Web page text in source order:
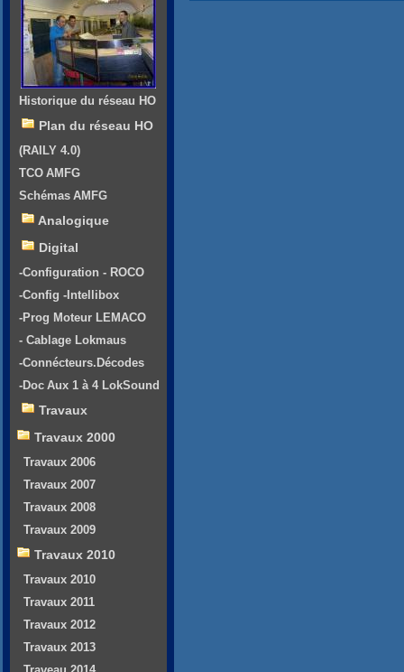
Historique du réseau HO
Plan du réseau HO
(RAILY 4.0)
TCO AMFG
Schémas AMFG
Analogique
Digital
-Configuration - ROCO
-Config -Intellibox
-Prog Moteur LEMACO
- Cablage Lokmaus
-Connécteurs.Décodes
-Doc Aux 1 à 4 LokSound
Travaux
Travaux 2000
Travaux 2006
Travaux 2007
Travaux 2008
Travaux 2009
Travaux 2010
Travaux 2010
Travaux 2011
Travaux 2012
Travaux 2013